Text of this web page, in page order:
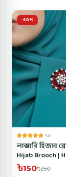
-40%
4.9
লাক্সারি হিজাব
Hijab Brooch |
৳150৳250